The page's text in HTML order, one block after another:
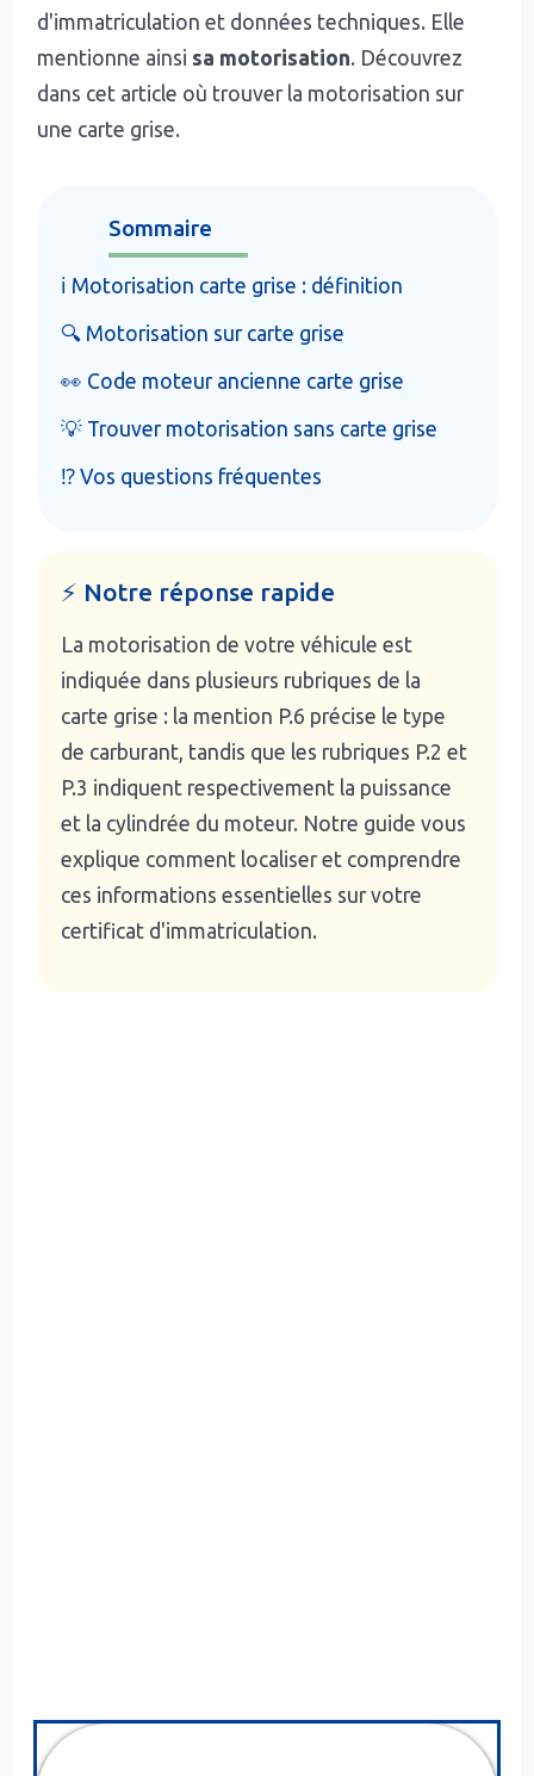
d'immatriculation et données techniques. Elle
mentionne ainsi sa motorisation. Découvrez
dans cet article où trouver la motorisation sur
une carte grise.
Sommaire
ℹ️ Motorisation carte grise : définition
🔍 Motorisation sur carte grise
👀 Code moteur ancienne carte grise
💡 Trouver motorisation sans carte grise
⁉️ Vos questions fréquentes
⚡ Notre réponse rapide
La motorisation de votre véhicule est
indiquée dans plusieurs rubriques de la
carte grise : la mention P.6 précise le type
de carburant, tandis que les rubriques P.2 et
P.3 indiquent respectivement la puissance
et la cylindrée du moteur. Notre guide vous
explique comment localiser et comprendre
ces informations essentielles sur votre
certificat d'immatriculation.